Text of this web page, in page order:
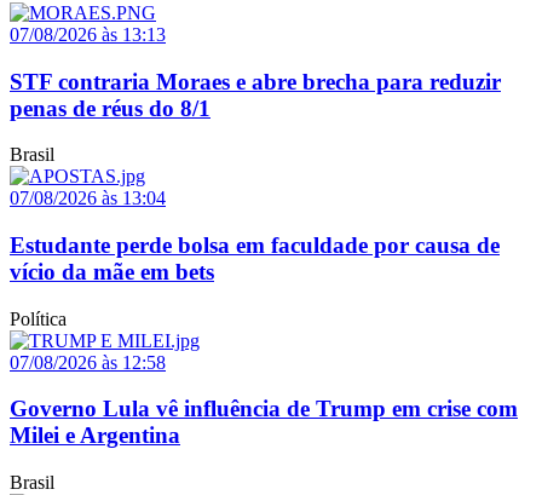
07/08/2026 às 13:13
STF contraria Moraes e abre brecha para reduzir
penas de réus do 8/1
Brasil
07/08/2026 às 13:04
Estudante perde bolsa em faculdade por causa de
vício da mãe em bets
Política
07/08/2026 às 12:58
Governo Lula vê influência de Trump em crise com
Milei e Argentina
Brasil